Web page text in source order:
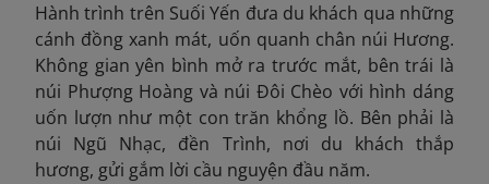
Hành trình trên Suối Yến đưa du khách qua những
cánh đồng xanh mát, uốn quanh chân núi Hương.
Không gian yên bình mở ra trước mắt, bên trái là
núi Phượng Hoàng và núi Đôi Chèo với hình dáng
uốn lượn như một con trăn khổng lồ. Bên phải là
núi Ngũ Nhạc, đền Trình, nơi du khách thắp
hương, gửi gắm lời cầu nguyện đầu năm.